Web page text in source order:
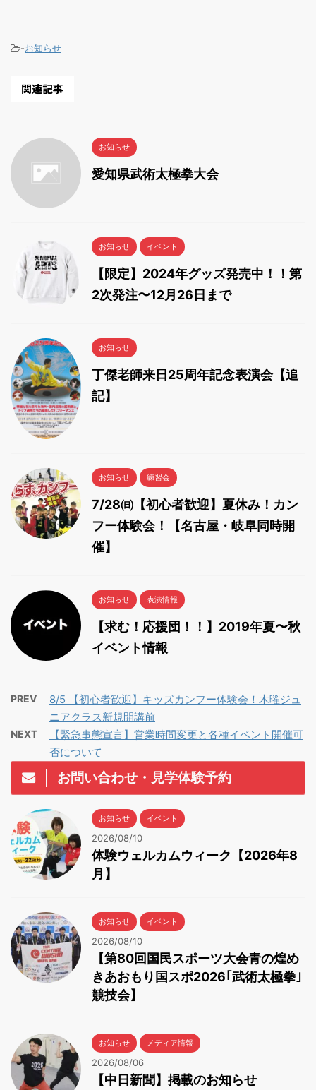
-お知らせ
関連記事
お知らせ
愛知県武術太極拳大会
お知らせ イベント
【限定】2024年グッズ発売中！！第
2次発注〜12月26日まで
お知らせ
丁傑老師来日25周年記念表演会【追
記】
お知らせ 練習会
7/28㈰【初心者歓迎】夏休み！カン
フー体験会！【名古屋・岐阜同時開
催】
お知らせ 表演情報
【求む！応援団！！】2019年夏〜秋
イベント情報
PREV
8/5 【初心者歓迎】キッズカンフー体験会！木曜ジュ
ニアクラス新規開講前
NEXT
【緊急事態宣言】営業時間変更と各種イベント開催可
否について
お問い合わせ・見学体験予約
お知らせ イベント
2026/08/10
体験ウェルカムウィーク【2026年8
月】
お知らせ イベント
2026/08/10
【第80回国民スポーツ大会青の煌め
きあおもり国スポ2026｢武術太極拳｣
競技会】
お知らせ メディア情報
2026/08/06
【中日新聞】掲載のお知らせ